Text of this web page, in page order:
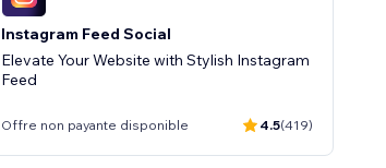
Instagram Feed Social
Elevate Your Website with Stylish Instagram
Feed
Offre non payante disponible 4.5(419)